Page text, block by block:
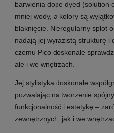
barwienia dope dyed (solution
mniej wody, a kolory są
blaknięcie. Nieregularny splot
nadają jej wyrazistą strukturę i
czemu Pico doskonale
ale i we wnętrzach.
Jej stylistyka doskonale
pozwalając na tworzenie
funkcjonalność i estetykę –
zewnętrznych, jak i we